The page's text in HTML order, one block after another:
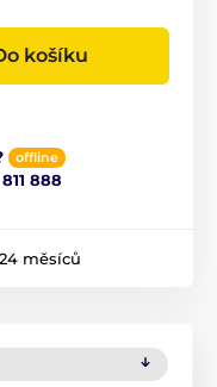
košíku
offline
888
24 měsíců